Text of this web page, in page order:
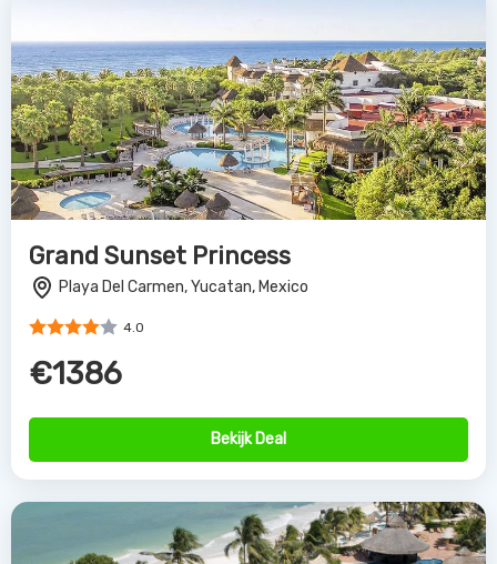
Grand Sunset Princess
Playa Del Carmen, Yucatan, Mexico
4.0
€1386
Bekijk Deal